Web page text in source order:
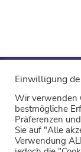
Einwilligung
Wir verwenden
bestmögliche
Präferenzen
Sie auf "Alle
Verwendung